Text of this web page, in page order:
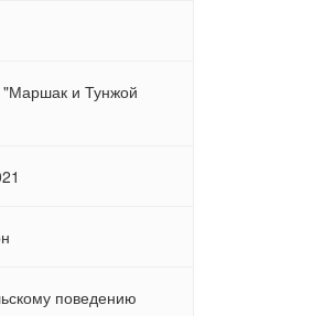
"Маршак и Тунжой
поведению